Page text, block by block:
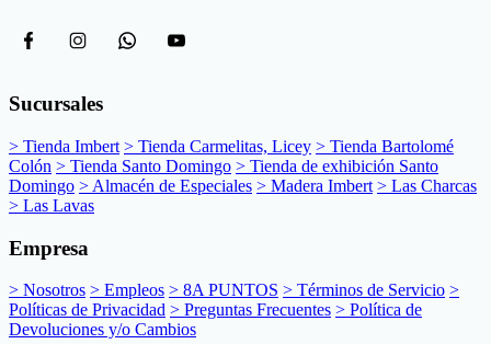
Sucursales
> Tienda Imbert > Tienda Carmelitas, Licey > Tienda Bartolomé
Colón > Tienda Santo Domingo > Tienda de exhibición Santo
Domingo > Almacén de Especiales > Madera Imbert > Las Charcas
> Las Lavas
Empresa
> Nosotros > Empleos > 8A PUNTOS > Términos de Servicio >
Políticas de Privacidad > Preguntas Frecuentes > Política de
Devoluciones y/o Cambios